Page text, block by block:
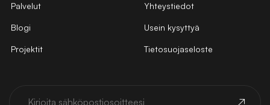
Palvelut
Blogi
Projektit
Yhteystiedot
Usein kysyttyä
Tietosuojaseloste